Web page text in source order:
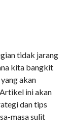
tidak jarang
kita bangkit
akan
ini akan
dan tips
masa sulit